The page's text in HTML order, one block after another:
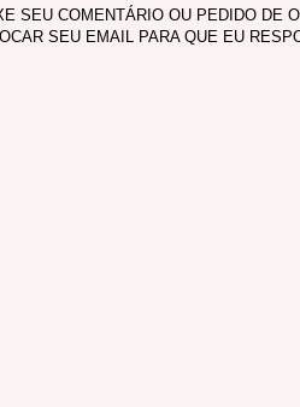
SEU COMENTÁRIO OU PEDIDO DE
SEU EMAIL PARA QUE EU